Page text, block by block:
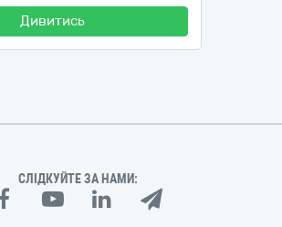
Дивитись
СЛІДКУЙТЕ ЗА НАМИ: